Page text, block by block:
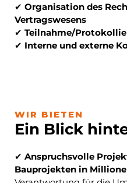
✔ Organisation des
Vertragswesens
✔ Teilnahme/
✔ Interne und externe
WIR BIETEN
Ein Blick
✔ Anspruchsvolle
Bauprojekten in